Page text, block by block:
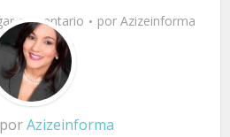
comentario por Azizeinforma
Azizeinforma